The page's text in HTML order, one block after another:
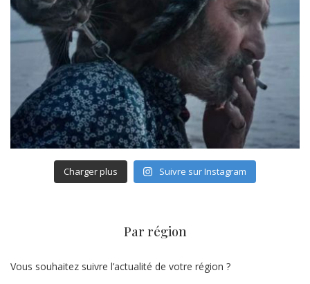
Charger plus Suivre sur Instagram
Par région
Vous souhaitez suivre l’actualité de votre région ?